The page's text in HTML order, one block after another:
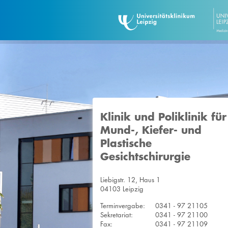
Klinik und Poliklinik für
Mund-, Kiefer- und
Plastische
Gesichtschirurgie
Liebigstr. 12, Haus 1
04103 Leipzig
Terminvergabe:
0341 - 97 21105
Sekretariat:
0341 - 97 21100
Fax:
0341 - 97 21109